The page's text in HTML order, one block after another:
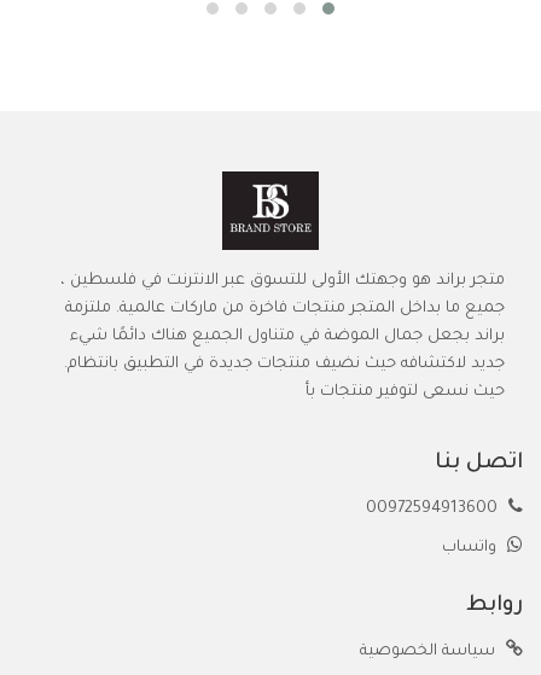
متجر براند هو وجهتك الأولى للتسوق عبر الانترنت في فلسطين ،
جميع ما بداخل المتجر منتجات فاخرة من ماركات عالمية. ملتزمة
براند بجعل جمال الموضة في متناول الجميع هناك دائمًا شيء
جديد لاكتشافه حيث نضيف منتجات جديدة في التطبيق بانتظام.
حيث نسعى لتوفير منتجات بأ
اتصل بنا
واتساب
روابط
سياسة الخصوصية